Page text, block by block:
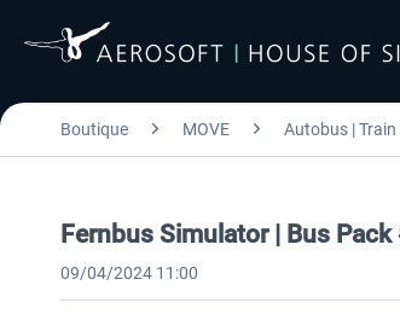
Boutique MOVE Autobus | Train
Fernbus Simulator | Bus Pack
09/04/2024 11:00